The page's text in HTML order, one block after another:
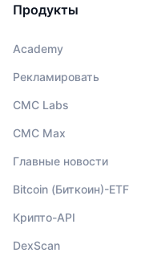
Продукты
Academy
Рекламировать
CMC Labs
CMC Max
Главные новости
Bitcoin (Биткоин)-ETF
Крипто-API
DexScan